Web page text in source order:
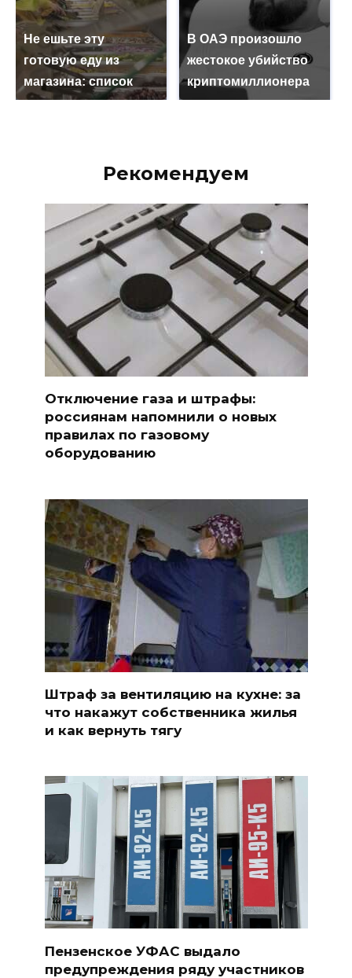
Не ешьте эту
готовую еду из
магазина: список
В ОАЭ произошло
жестокое убийство
криптомиллионера
Рекомендуем
Отключение газа и штрафы:
россиянам напомнили о новых
правилах по газовому
оборудованию
Штраф за вентиляцию на кухне: за
что накажут собственника жилья
и как вернуть тягу
Пензенское УФАС выдало
предупреждения ряду участников